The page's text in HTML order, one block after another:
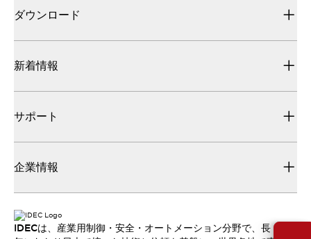
ダウンロード
新着情報
サポート
企業情報
IDECは、産業用制御・安全・オートメーション分野で、長